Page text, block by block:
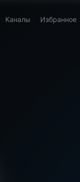
Каналы Избранное